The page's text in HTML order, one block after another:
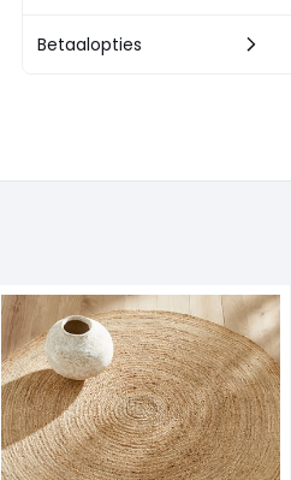
Betaalopties